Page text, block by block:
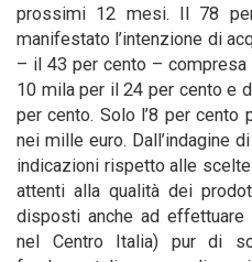
prossimi 12 mesi. Il 78
manifestato l’intenzione di
– il 43 per cento –
10 mila per il 24 per cento e
per cento. Solo l’8 per cento
nei mille euro. Dall’indagine
indicazioni rispetto alle
attenti alla qualità dei
disposti anche ad effettuare
nel Centro Italia) pur di